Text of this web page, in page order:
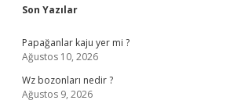
Sidebar
Son Yazılar
Papağanlar kaju yer mi ?
Ağustos 10, 2026
Wz bozonları nedir ?
Ağustos 9, 2026